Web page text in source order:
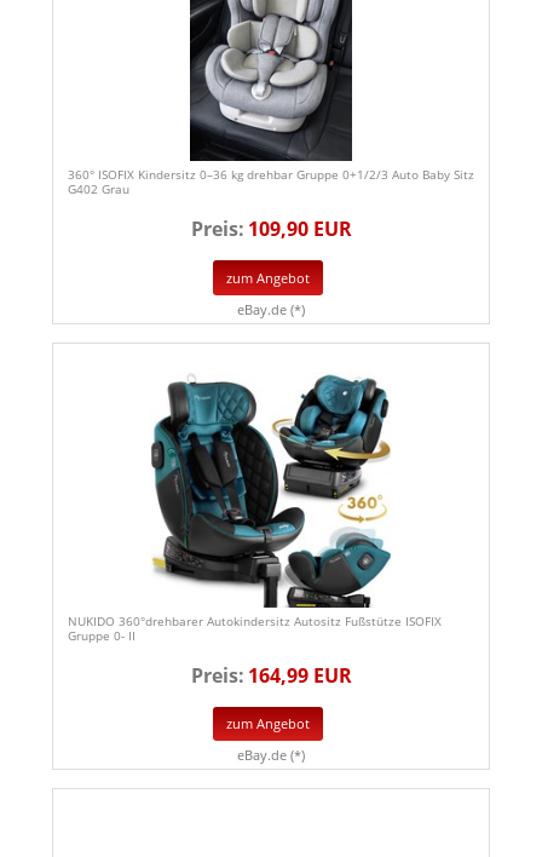
360° ISOFIX Kindersitz 0–36 kg drehbar Gruppe 0+1/2/3 Auto Baby Sitz
G402 Grau
Preis: 109,90 EUR
zum Angebot
eBay.de (*)
NUKIDO 360°drehbarer Autokindersitz Autositz Fußstütze ISOFIX
Gruppe 0- II
Preis: 164,99 EUR
zum Angebot
eBay.de (*)